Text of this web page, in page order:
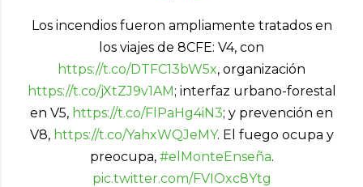
Los incendios fueron ampliamente tratados en
los viajes de 8CFE: V4, con
https://t.co/DTFC13bW5x, organización
https://t.co/jXtZJ9v1AM; interfaz urbano-forestal
en V5, https://t.co/FlPaHg4iN3; y prevención en
V8, https://t.co/YahxWQJeMY. El fuego ocupa y
preocupa, #elMonteEnseña.
pic.twitter.com/FVIOxc8Ytg